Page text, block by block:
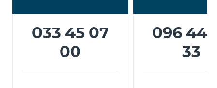
033 45 07
00
096 44
33